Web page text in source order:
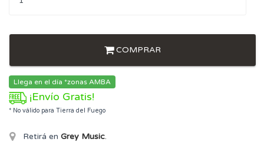
COMPRAR
Llega en el día *zonas AMBA
¡Envío Gratis!
* No válido para Tierra del Fuego
Retirá en Grey Music.